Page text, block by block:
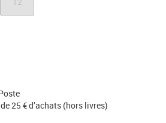
de réception de sa commande pour
envoyant le formulaire de rétractation
par voie postale : Service Client
La Poste Cedex
25 € d’achats (hors livres)